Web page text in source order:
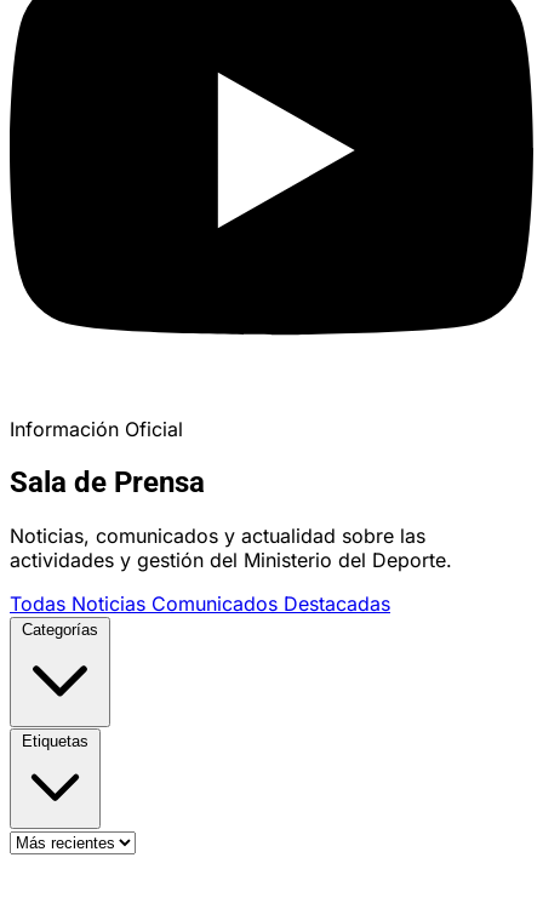
Información Oficial
Sala de Prensa
Noticias, comunicados y actualidad sobre las
actividades y gestión del Ministerio del Deporte.
Todas Noticias Comunicados Destacadas
Categorías
Etiquetas